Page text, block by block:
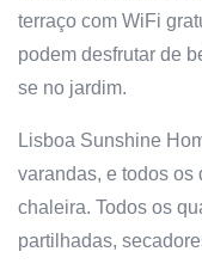
terraço com WiFi
podem desfrutar de
se no jardim.
Lisboa Sunshine
varandas, e todos os
chaleira. Todos os
partilhadas,